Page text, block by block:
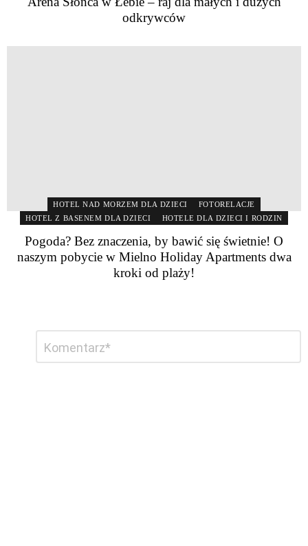
odkrywców
HOTEL NAD MORZEM DLA DZIECI
FOTORELACJE
HOTEL Z BASENEM DLA DZIECI
HOTELE DLA DZIECI I RODZIN
Pogoda? Bez znaczenia, by bawić się świetnie! O
naszym pobycie w Mielno Holiday Apartments dwa
kroki od plaży!
komentarz